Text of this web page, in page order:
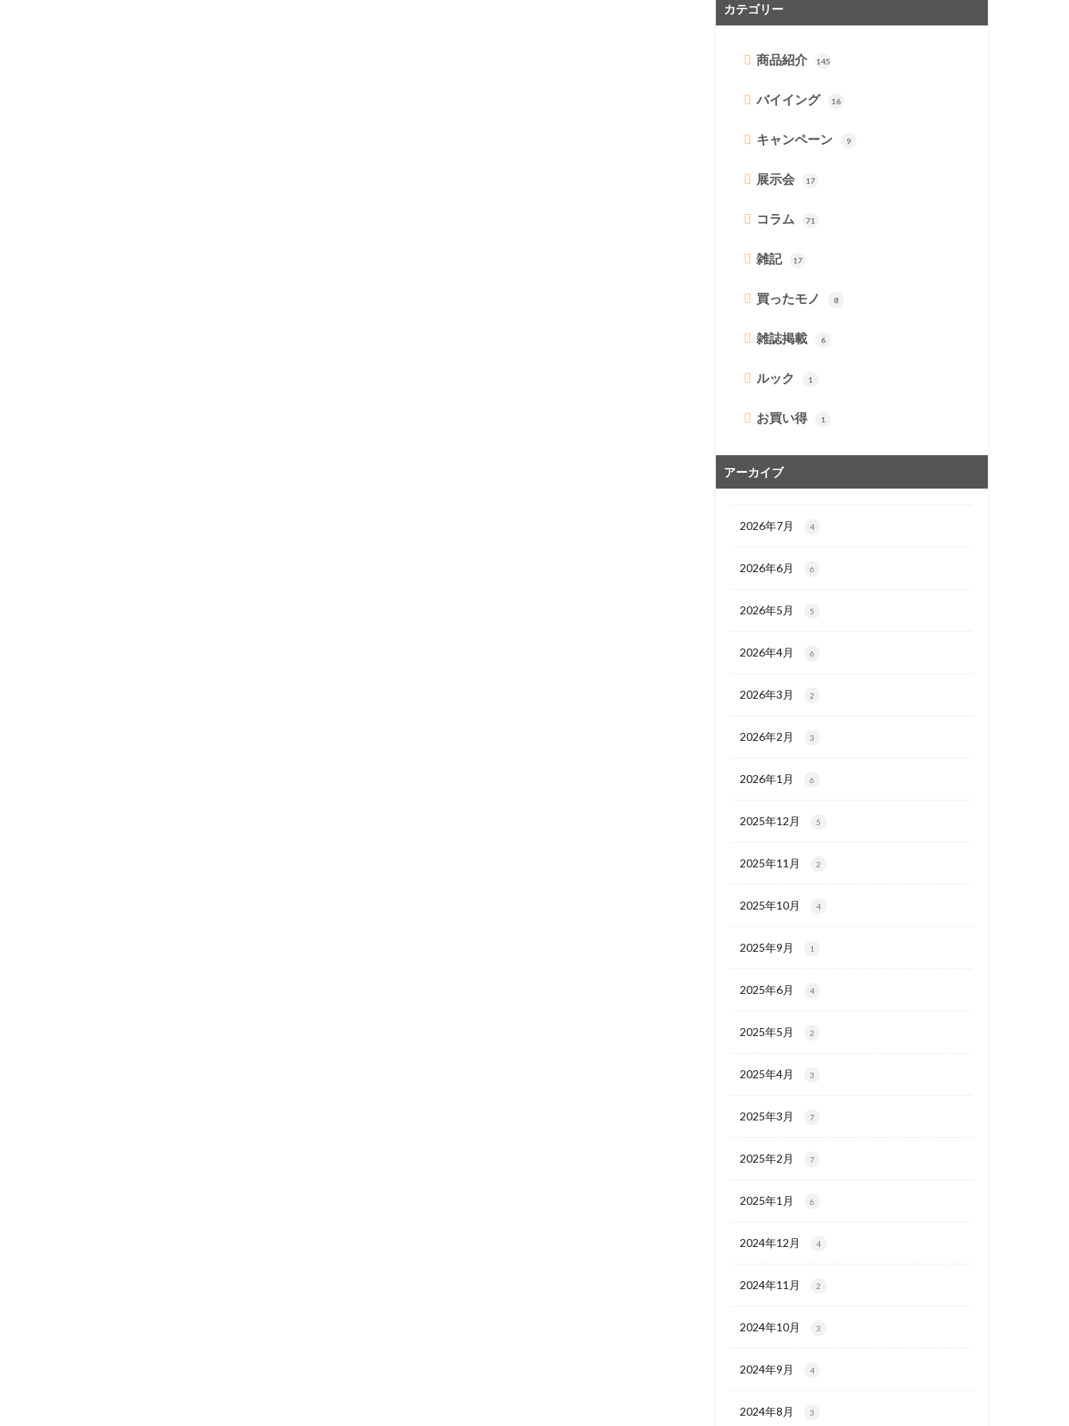
カテゴリー
商品紹介 145
バイイング 16
キャンペーン 9
展示会 17
コラム 71
雑記 17
買ったモノ 8
雑誌掲載 6
ルック 1
お買い得 1
アーカイブ
2026年7月 4
2026年6月 6
2026年5月 5
2026年4月 6
2026年3月 2
2026年2月 3
2026年1月 6
2025年12月 5
2025年11月 2
2025年10月 4
2025年9月 1
2025年6月 4
2025年5月 2
2025年4月 3
2025年3月 7
2025年2月 7
2025年1月 6
2024年12月 4
2024年11月 2
2024年10月 3
2024年9月 4
2024年8月 3